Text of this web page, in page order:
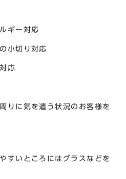
ギー対応
小切り対応
応
りに気を遣う状況のお客様を
すいところにはグラスなどを